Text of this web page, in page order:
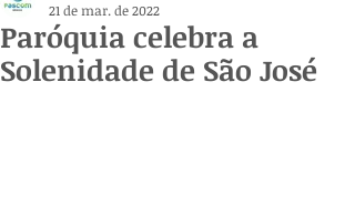
Paróquia celebra a
Solenidade de São José
21 de mar. de 2022